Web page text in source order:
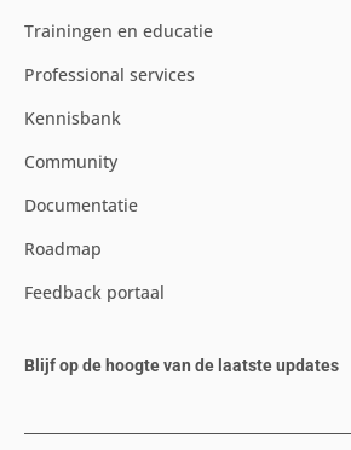
Trainingen en educatie
Professional services
Kennisbank
Community
Documentatie
Roadmap
Feedback portaal
Blijf op de hoogte van de laatste updates